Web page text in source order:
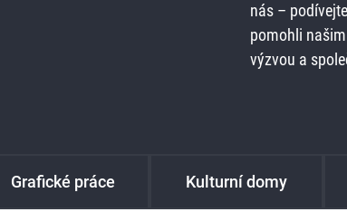
nás –
pomohli
výzvou a
Grafické práce Kulturní domy